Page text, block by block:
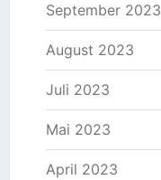
September 2023
August 2023
Juli 2023
Mai 2023
April 2023